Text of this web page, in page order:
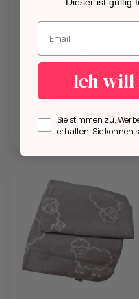
44,99 €
Organicera
Organic Muslin Short
gestreift - 18-24M
Hinzufügen
Geben Sie Ihre E-Mail-
Ich will
Opt inSie stimmen zu,
erhalten. Sie können